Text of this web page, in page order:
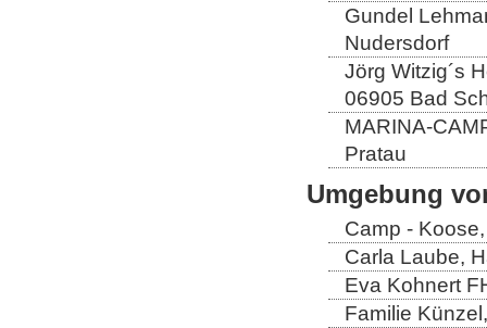
Gundel
Nudersdorf
Jörg Witzig´s
06905 Bad
MARINA-
Pratau
Umgebung
Camp -
Carla Laube,
Eva Kohnert
Familie